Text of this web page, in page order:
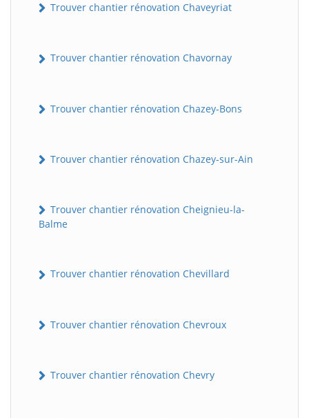
Trouver chantier rénovation Chaveyriat
Trouver chantier rénovation Chavornay
Trouver chantier rénovation Chazey-Bons
Trouver chantier rénovation Chazey-sur-Ain
Trouver chantier rénovation Cheignieu-la-
Balme
Trouver chantier rénovation Chevillard
Trouver chantier rénovation Chevroux
Trouver chantier rénovation Chevry